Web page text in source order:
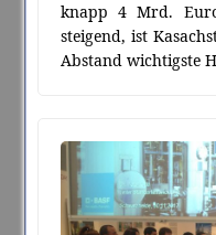
knapp 4 Mrd.
steigend, ist
Abstand wichtigste